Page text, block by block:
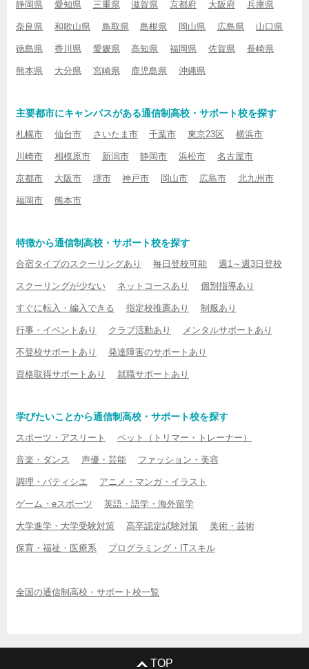
静岡県 愛知県 三重県 滋賀県 京都府 大阪府 兵庫県
奈良県 和歌山県 鳥取県 島根県 岡山県 広島県 山口県
徳島県 香川県 愛媛県 高知県 福岡県 佐賀県 長崎県
熊本県 大分県 宮崎県 鹿児島県 沖縄県
主要都市にキャンパスがある通信制高校・サポート校を探す
札幌市 仙台市 さいたま市 千葉市 東京23区 横浜市
川崎市 相模原市 新潟市 静岡市 浜松市 名古屋市
京都市 大阪市 堺市 神戸市 岡山市 広島市 北九州市
福岡市 熊本市
特徴から通信制高校・サポート校を探す
合宿タイプのスクーリングあり 毎日登校可能 週1～週3日登校
スクーリングが少ない ネットコースあり 個別指導あり
すぐに転入・編入できる 指定校推薦あり 制服あり
行事・イベントあり クラブ活動あり メンタルサポートあり
不登校サポートあり 発達障害のサポートあり
資格取得サポートあり 就職サポートあり
学びたいことから通信制高校・サポート校を探す
スポーツ・アスリート ペット（トリマー・トレーナー）
音楽・ダンス 声優・芸能 ファッション・美容
調理・パティシエ アニメ・マンガ・イラスト
ゲーム・eスポーツ 英語・語学・海外留学
大学進学・大学受験対策 高卒認定試験対策 美術・芸術
保育・福祉・医療系 プログラミング・ITスキル
全国の通信制高校・サポート校一覧
TOP